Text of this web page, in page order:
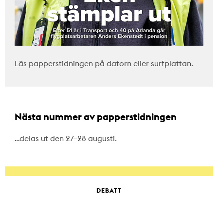
Läs papperstidningen på datorn eller surfplattan.
Nästa nummer av papperstidningen
…delas ut den 27–28 augusti.
DEBATT